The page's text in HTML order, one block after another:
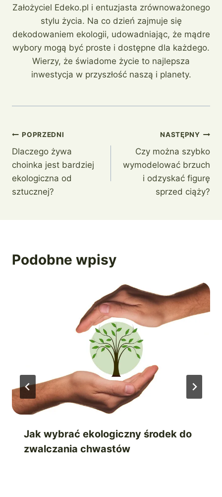
Założyciel Edeko.pl i entuzjasta zrównoważonego
stylu życia. Na co dzień zajmuje się
dekodowaniem ekologii, udowadniając, że mądre
wybory mogą być proste i dostępne dla każdego.
Wierzy, że świadome życie to najlepsza
inwestycja w przyszłość naszą i planety.
Nawigacja
wpisu
POPRZEDNI
Dlaczego żywa
choinka jest bardziej
ekologiczna od
sztucznej?
NASTĘPNY
Czy można szybko
wymodelować brzuch
i odzyskać figurę
sprzed ciąży?
Podobne wpisy
Jak wybrać ekologiczny środek do
zwalczania chwastów